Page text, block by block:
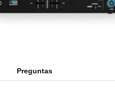
Preguntas